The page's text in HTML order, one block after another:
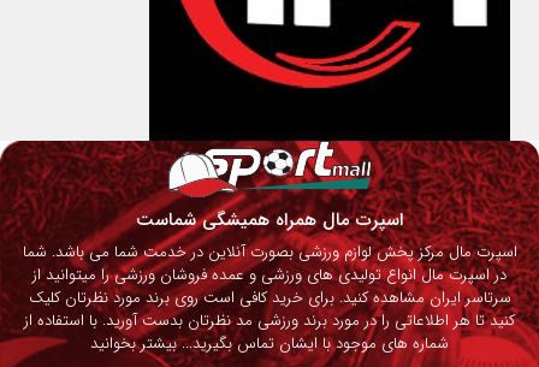
اسپرت مال همراه همیشگی شماست
اسپرت مال مرکز پخش لوازم ورزشی بصورت آنلاین در خدمت شما می باشد. شما
در اسپرت مال انواع تولیدی های ورزشی و عمده فروشان ورزشی را میتوانید از
سرتاسر ایران مشاهده کنید. برای خرید کافی است روی برند مورد نظرتان کلیک
کنید تا هر اطلاعاتی را در مورد برند ورزشی مد نظرتان بدست آورید. با استفاده از
شماره های موجود با ایشان تماس بگیرید...بیشتر بخوانید